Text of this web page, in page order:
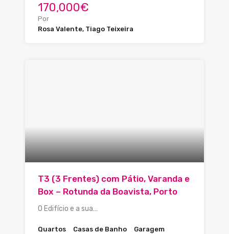
170,000€
Por
Rosa Valente, Tiago Teixeira
T3 (3 Frentes) com Pátio, Varanda e
Box – Rotunda da Boavista, Porto
O Edifício e a sua…
Quartos Casas de Banho Garagem